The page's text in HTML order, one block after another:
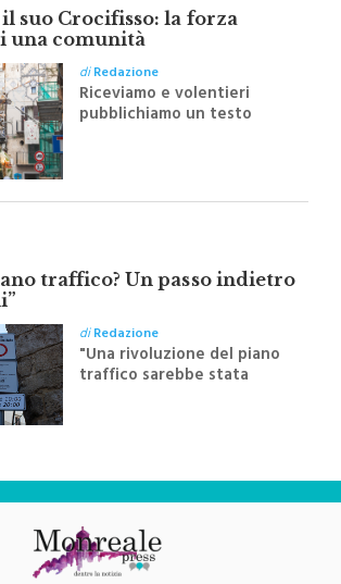
suo Crocifisso: la forza
una comunità
diRedazione
Riceviamo e volentieri
Sapienza all'indomani della
traffico? Un passo indietro
diRedazione
"Una rivoluzione del piano